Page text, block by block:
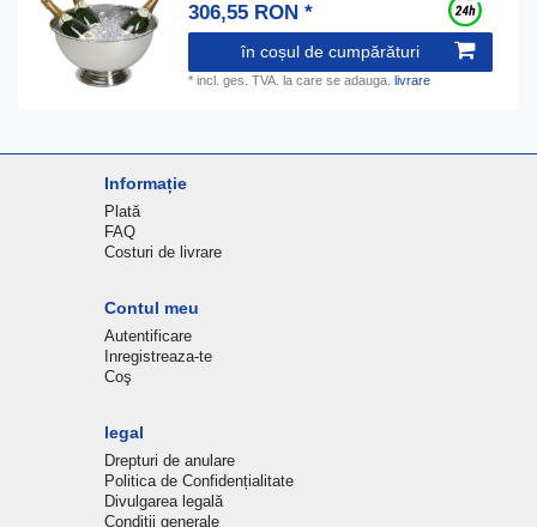
306,55 RON *
în coșul de cumpărături
*incl. ges. TVA. la care se adauga. livrare
Informație
Plată
FAQ
Costuri de livrare
Contul meu
Autentificare
Inregistreaza-te
Coş
legal
Drepturi de anulare
Politica de Confidențialitate
Divulgarea legală
Conditii generale